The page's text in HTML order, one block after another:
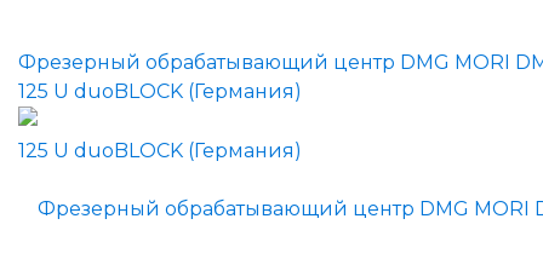
Фрезерный обрабатывающий центр DMG MORI
125 U duoBLOCK (Германия)